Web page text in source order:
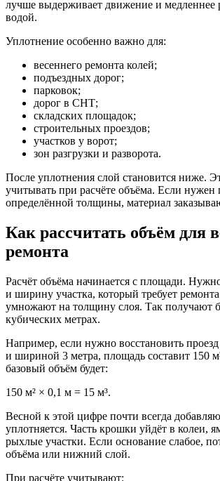
лучше выдерживает движение и медленнее
водой.
Уплотнение особенно важно для:
весеннего ремонта колей;
подъездных дорог;
парковок;
дорог в СНТ;
складских площадок;
строительных проездов;
участков у ворот;
зон разгрузки и разворота.
После уплотнения слой становится ниже.
учитывать при расчёте объёма. Если нужен
определённой толщины, материал
Как рассчитать объём для
ремонта
Расчёт объёма начинается с площади.
и ширину участка, который требует
умножают на толщину слоя. Так получают
кубических метрах.
Например, если нужно восстановить
и шириной 3 метра, площадь составит 150
базовый объём будет:
150 м² × 0,1 м = 15 м³.
Весной к этой цифре почти всегда
уплотняется. Часть крошки уйдёт в колеи,
рыхлые участки. Если основание слабое,
объёма или нижний слой.
При расчёте учитывают: